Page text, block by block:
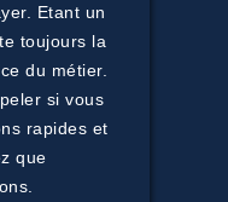
Etant un
toujours la
du métier.
si vous
rapides et
que